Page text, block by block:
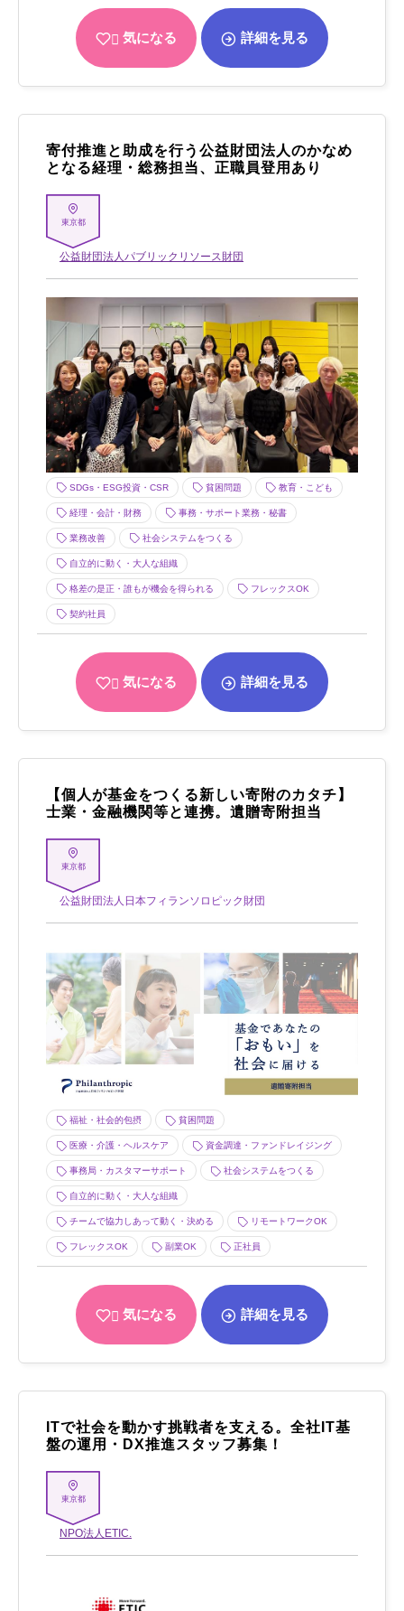
気になる 詳細を見る
寄付推進と助成を行う公益財団法人のかなめ
となる経理・総務担当、正職員登用あり
東京都
公益財団法人パブリックリソース財団
SDGs・ESG投資・CSR 貧困問題 教育・こども
経理・会計・財務 事務・サポート業務・秘書
業務改善 社会システムをつくる
自立的に動く・大人な組織
格差の是正・誰もが機会を得られる フレックスOK
契約社員
気になる 詳細を見る
【個人が基金をつくる新しい寄附のカタチ】
士業・金融機関等と連携。遺贈寄附担当
東京都
公益財団法人日本フィランソロピック財団
福祉・社会的包摂 貧困問題
医療・介護・ヘルスケア 資金調達・ファンドレイジング
事務局・カスタマーサポート 社会システムをつくる
自立的に動く・大人な組織
チームで協力しあって動く・決める リモートワークOK
フレックスOK 副業OK 正社員
気になる 詳細を見る
ITで社会を動かす挑戦者を支える。全社IT基
盤の運用・DX推進スタッフ募集！
東京都
NPO法人ETIC.